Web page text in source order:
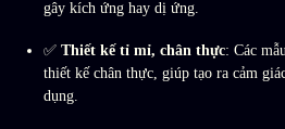
gây kích ứng hay dị ứng.
✅ Thiết kế tỉ mỉ, chân thực: Các
thiết kế chân thực, giúp tạo ra cảm
dụng.